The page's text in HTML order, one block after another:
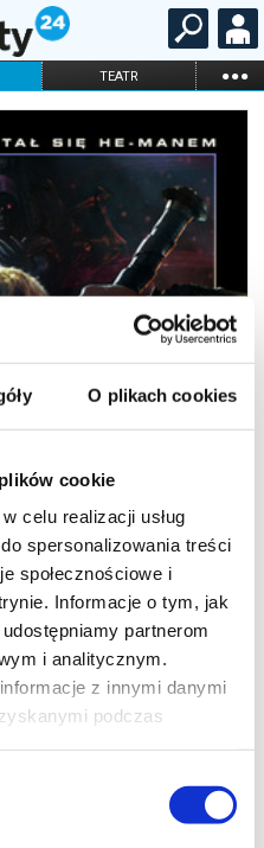
O plikach cookies
cookie
celu realizacji usług
spersonalizowania treści
społecznościowe i
Informacje o tym, jak
partnerom
i analitycznym.
z innymi danymi
podczas
TEATR ...
KARNETY
napisy